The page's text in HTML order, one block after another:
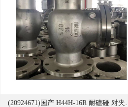
(20924671)国